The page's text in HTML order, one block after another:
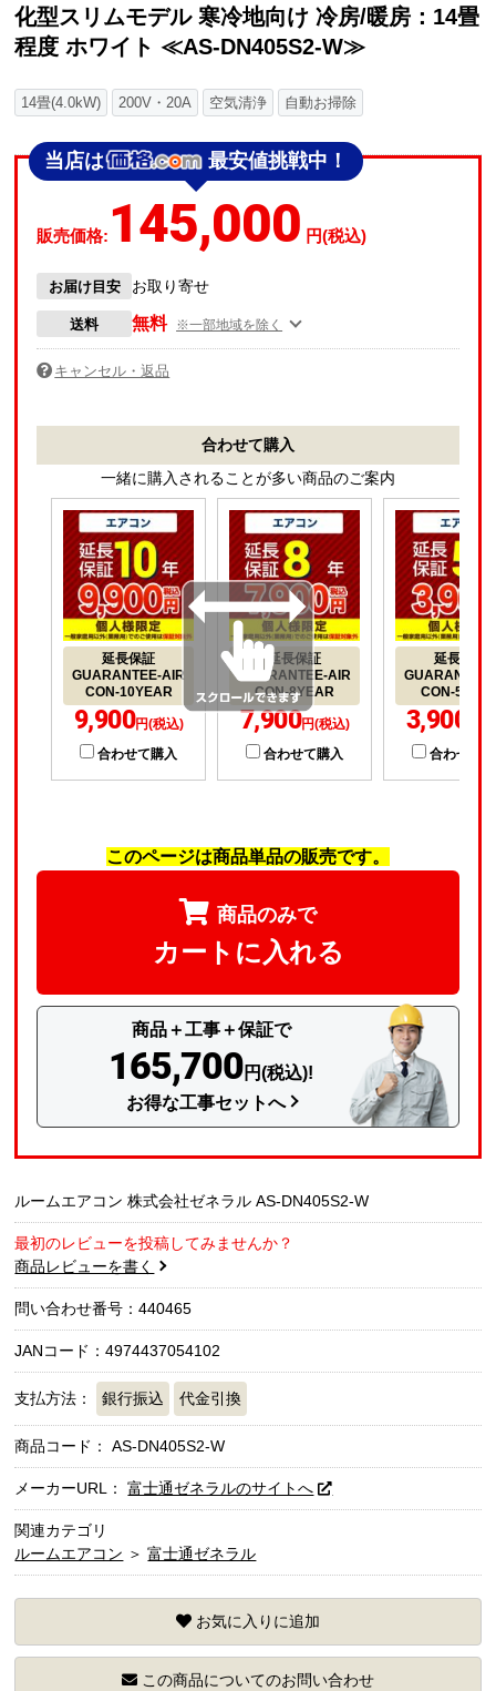
化型スリムモデル 寒冷地向け 冷房/暖房：14畳
程度 ホワイト ≪AS-DN405S2-W≫
14畳(4.0kW) 200V・20A 空気清浄 自動お掃除
当店は 最安値挑戦中！
販売価格: 145,000 円(税込)
お届け目安 お取り寄せ
送料 無料 ※一部地域を除く
キャンセル・返品
合わせて購入
一緒に購入されることが多い商品のご案内
延長保証
GUARANTEE-AIR
CON-10YEAR
9,900円(税込)
合わせて購入
延長保証
GUARANTEE-AIR
CON-8YEAR
7,900円(税込)
合わせて購入
延長保証
CON-
3,900
合わせて
このページは商品単品の販売です。
商品のみで
カートに入れる
商品＋工事＋保証で
165,700円(税込)!
お得な工事セットへ
ルームエアコン 株式会社ゼネラル AS-DN405S2-W
最初のレビューを投稿してみませんか？
商品レビューを書く
問い合わせ番号：440465
JANコード：4974437054102
支払方法： 銀行振込 代金引換
商品コード：AS-DN405S2-W
メーカーURL：富士通ゼネラルのサイトへ
関連カテゴリ
ルームエアコン ＞ 富士通ゼネラル
お気に入りに追加
この商品についてのお問い合わせ